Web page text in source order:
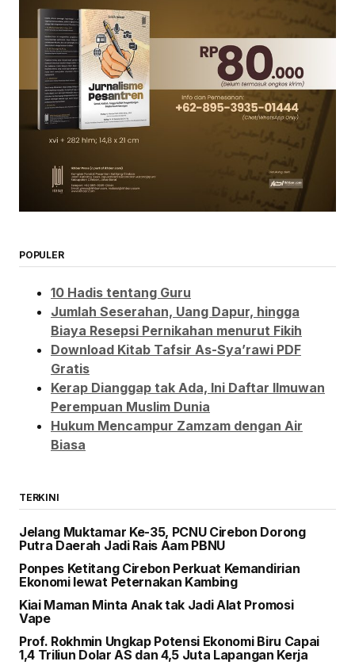
POPULER
10 Hadis tentang Guru
Jumlah Seserahan, Uang Dapur, hingga
Biaya Resepsi Pernikahan menurut Fikih
Download Kitab Tafsir As-Sya’rawi PDF
Gratis
Kerap Dianggap tak Ada, Ini Daftar Ilmuwan
Perempuan Muslim Dunia
Hukum Mencampur Zamzam dengan Air
Biasa
TERKINI
Jelang Muktamar Ke-35, PCNU Cirebon Dorong
Putra Daerah Jadi Rais Aam PBNU
Ponpes Ketitang Cirebon Perkuat Kemandirian
Ekonomi lewat Peternakan Kambing
Kiai Maman Minta Anak tak Jadi Alat Promosi
Vape
Prof. Rokhmin Ungkap Potensi Ekonomi Biru Capai
1,4 Triliun Dolar AS dan 4,5 Juta Lapangan Kerja